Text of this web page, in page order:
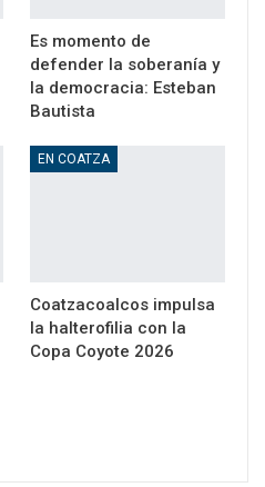
Es momento de
defender la soberanía y
la democracia: Esteban
Bautista
EN COATZA
Coatzacoalcos impulsa
la halterofilia con la
Copa Coyote 2026